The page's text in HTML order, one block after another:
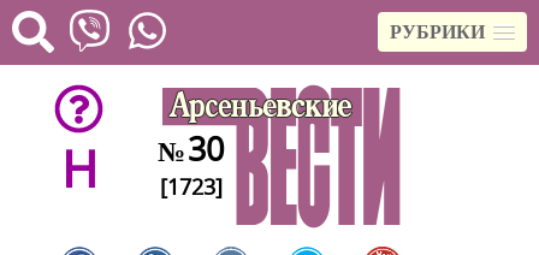
РУБРИКИ
H №30
[1723]